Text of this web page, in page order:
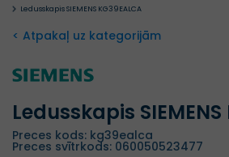
Ledusskapis SIEMENS KG39EALCA
< Atpakaļ uz kategorijām
Ledusskapis SIEMENS
Preces kods: kg39ealca
Preces svītrkods: 060050523477